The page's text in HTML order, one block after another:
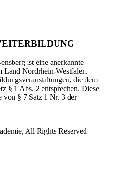
ist eine anerkannte
Land Nordrhein-Westfalen.
die dem
§ 1 Abs. 2 entsprechen. Diese
von § 7 Satz 1 Nr. 3 der
All Rights Reserved